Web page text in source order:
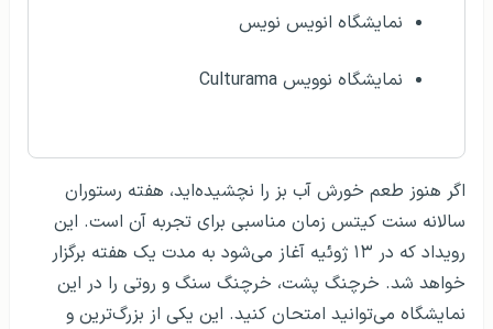
نمایشگاه انویس نویس
نمایشگاه نوویس Culturama
اگر هنوز طعم خورش آب بز را نچشیده‌اید، هفته رستوران
سالانه سنت کیتس زمان مناسبی برای تجربه آن است. این
رویداد که در ۱۳ ژوئیه آغاز می‌شود به مدت یک هفته برگزار
خواهد شد. خرچنگ پشت، خرچنگ سنگ و روتی را در این
نمایشگاه می‌توانید امتحان کنید. این یکی از بزرگ‌ترین و